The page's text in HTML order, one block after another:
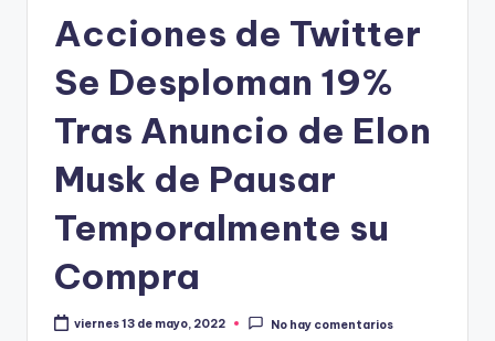
Acciones de Twitter
Se Desploman 19%
Tras Anuncio de Elon
Musk de Pausar
Temporalmente su
Compra
viernes 13 de mayo, 2022 No hay comentarios